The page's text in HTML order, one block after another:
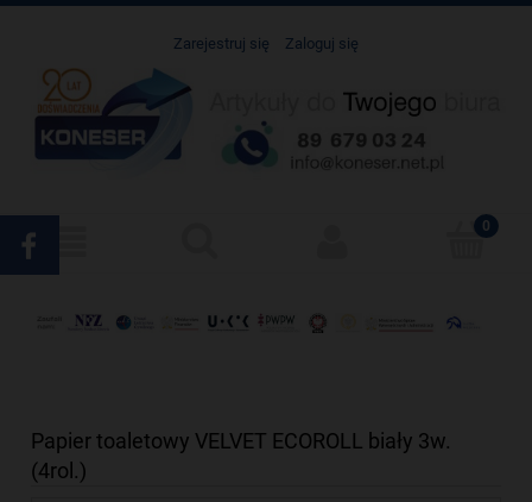
Zarejestruj się Zaloguj się
Papier toaletowy VELVET ECOROLL biały 3w.
(4rol.)